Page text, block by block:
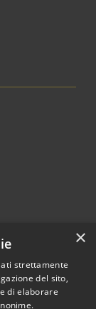
• Comune di
×
strettamente
del sito,
di elaborare